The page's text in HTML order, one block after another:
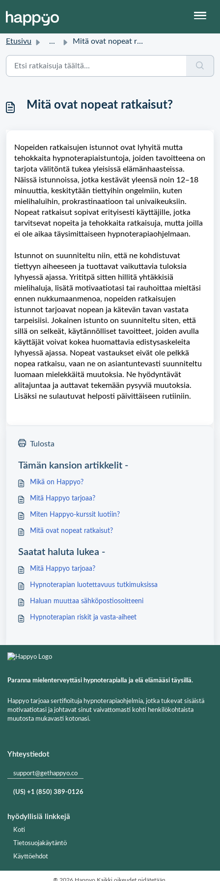
Etusivu ... Mitä ovat nopeat ratkaisut?
Mitä ovat nopeat ratkaisut?
Nopeiden ratkaisujen istunnot ovat lyhyitä mutta
tehokkaita hypnoterapiaistuntoja, joiden tavoitteena on
tarjota välitöntä tukea yleisissä elämänhaasteissa.
Näissä istunnoissa, jotka kestävät yleensä noin 12–18
minuuttia, keskitytään tiettyihin ongelmiin, kuten
mielihaluihin, prokrastinaatioon tai univaikeuksiin.
Nopeat ratkaisut sopivat erityisesti käyttäjille, jotka
tarvitsevat nopeita ja tehokkaita ratkaisuja, mutta joilla
ei ole aikaa täysimittaiseen hypnoterapiaohjelmaan.
Istunnot on suunniteltu niin, että ne kohdistuvat
tiettyyn aiheeseen ja tuottavat vaikuttavia tuloksia
lyhyessä ajassa. Yrititpä sitten hillitä yhtäkkisiä
mielihaluja, lisätä motivaatiotasi tai rauhoittaa mieltäsi
ennen nukkumaanmenoa, nopeiden ratkaisujen
istunnot tarjoavat nopean ja kätevän tavan vastata
tarpeisiisi. Jokainen istunto on suunniteltu siten, että
sillä on selkeät, käytännölliset tavoitteet, joiden avulla
käyttäjät voivat kokea huomattavia edistysaskeleita
lyhyessä ajassa. Nopeat vastaukset eivät ole pelkkä
nopea ratkaisu, vaan ne on asiantuntevasti suunniteltu
luomaan mielekkäitä muutoksia. Ne hyödyntävät
alitajuntaa ja auttavat tekemään pysyviä muutoksia.
Lisäksi ne sulautuvat helposti päivittäiseen rutiiniin.
Tulosta
Tämän kansion artikkelit -
Mikä on Happyo?
Mitä Happyo tarjoaa?
Miten Happyo-kurssit luotiin?
Mitä ovat nopeat ratkaisut?
Saatat haluta lukea -
Mitä Happyo tarjoaa?
Hypnoterapian luotettavuus tutkimuksissa
Haluan muuttaa sähköpostiosoitteeni
Hypnoterapian riskit ja vasta-aiheet
Paranna mielenterveyttäsi hypnoterapialla ja elä elämääsi täysillä.
Happyo tarjoaa sertifioituja hypnoterapiaohjelmia, jotka tukevat sisäistä
motivaatiotasi ja johtavat sinut vaivattomasti kohti henkilökohtaista
muutosta mukavasti kotonasi.
Yhteystiedot
support@gethappyo.co
(US) +1 (850) 389-0126
hyödyllisiä linkkejä
Koti
Tietosuojakäytäntö
Käyttöehdot